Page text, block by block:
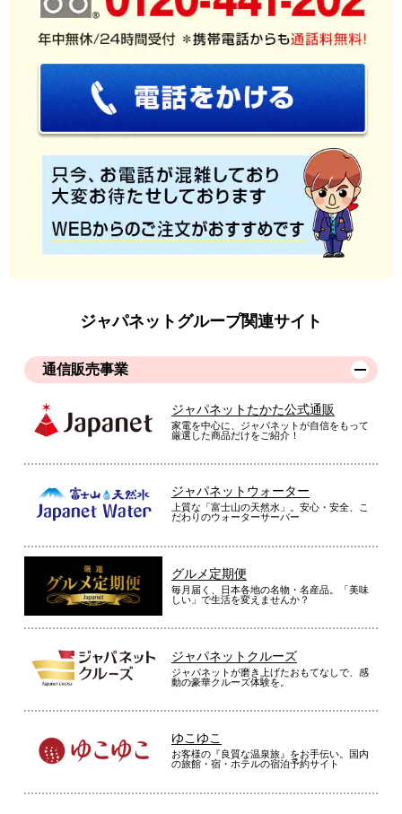
ジャパネットグループ関連サイト
通信販売事業
ジャパネットたかた公式通販
家電を中心に、ジャパネットが自信をもって
厳選した商品だけをご紹介！
ジャパネットウォーター
上質な「富士山の天然水」。安心・安全、こ
だわりのウォーターサーバー
グルメ定期便
毎月届く、日本各地の名物・名産品。「美味
しい」で生活を変えませんか？
ジャパネットクルーズ
ジャパネットが磨き上げたおもてなしで、感
動の豪華クルーズ体験を。
ゆこゆこ
お客様の『良質な温泉旅』をお手伝い。国内
の旅館・宿・ホテルの宿泊予約サイト